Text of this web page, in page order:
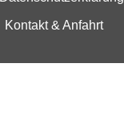
Kontakt & Anfahrt